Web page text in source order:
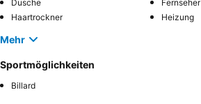
Dusche
Fernseher
Haartrockner
Heizung
Mehr
Sportmöglichkeiten
Billard